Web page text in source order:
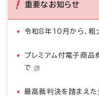
重要なお知らせ
令和8年10月から、粗
プレミアム付電子商品
で
最高裁判決を踏まえ